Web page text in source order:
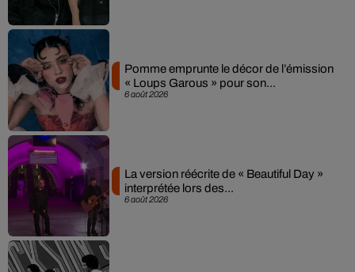
6 août 2026
Pomme emprunte le décor de l’émission
« Loups Garous » pour son...
6 août 2026
La version réécrite de « Beautiful Day »
interprétée lors des...